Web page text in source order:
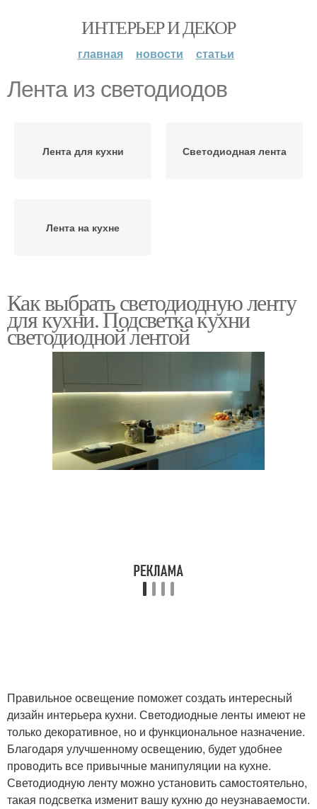
ИНТЕРЬЕР И ДЕКОР
главная новости статьи
Лента из светодиодов
Лента для кухни Светодиодная лента
Лента на кухне
Как выбрать светодиодную ленту
для кухни. Подсветка кухни
светодиодной лентой
Правильное освещение поможет создать интересный
дизайн интерьера кухни. Светодиодные ленты имеют не
только декоративное, но и функциональное назначение.
Благодаря улучшенному освещению, будет удобнее
проводить все привычные манипуляции на кухне.
Светодиодную ленту можно установить самостоятельно,
такая подсветка изменит вашу кухню до неузнаваемости.